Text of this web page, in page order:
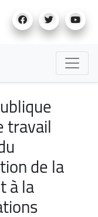
travail
de la
à la